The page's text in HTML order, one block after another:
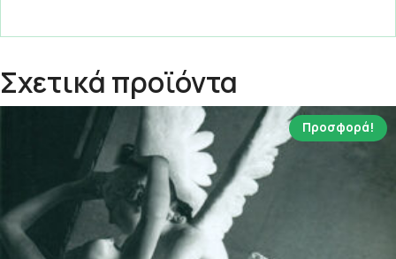
Σχετικά προϊόντα
Προσφορά!